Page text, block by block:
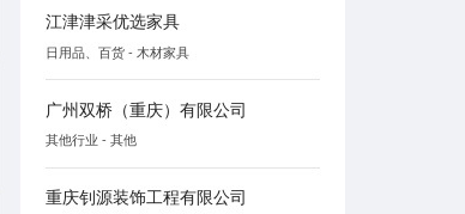
江津津采优选家具
日用品、百货 - 木材家具
广州双桥（重庆）有限公司
其他行业 - 其他
重庆钊源装饰工程有限公司